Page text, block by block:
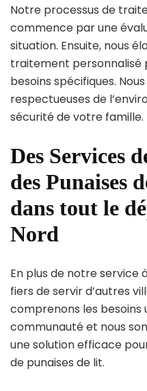
Notre processus de
commence par une
situation. Ensuite, nous
traitement personnalisé
besoins spécifiques.
respectueuses de
sécurité de votre famille.
Des Services
des Punaises
dans tout le
Nord
En plus de notre service
fiers de servir d’autres
comprenons les besoins
communauté et nous
une solution efficace
de punaises de lit.